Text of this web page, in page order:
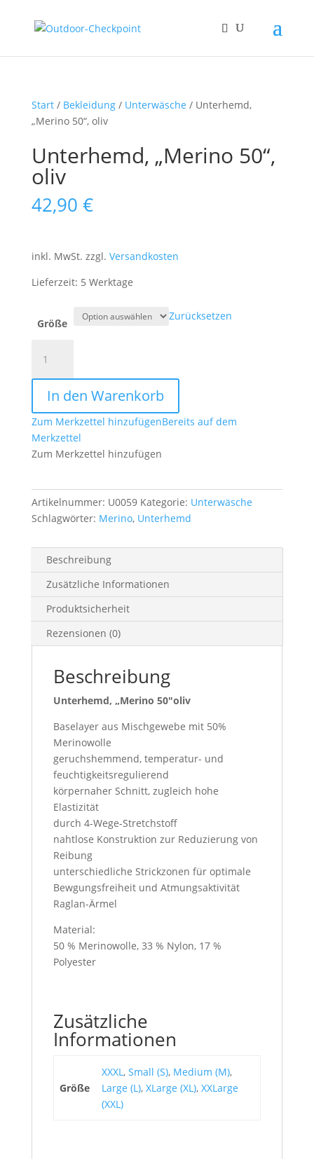
Start/ Bekleidung/ Unterwäsche / Unterhemd,
„Merino 50“, oliv
Unterhemd, „Merino 50“,
oliv
42,90 €
inkl. MwSt. zzgl. Versandkosten
Lieferzeit: 5 Werktage
Größe
Zurücksetzen
"Merino
50",
Menge
In den Warenkorb
Zum Merkzettel hinzufügenBereits auf dem
Merkzettel
Zum Merkzettel hinzufügen
Artikelnummer: U0059 Kategorie: Unterwäsche
Schlagwörter: Merino, Unterhemd
Beschreibung
Zusätzliche Informationen
Produktsicherheit
Rezensionen (0)
Beschreibung
Unterhemd, „Merino 50″oliv
Baselayer aus Mischgewebe mit 50%
Merinowolle
geruchshemmend, temperatur- und
feuchtigkeitsregulierend
körpernaher Schnitt, zugleich hohe
Elastizität
durch 4-Wege-Stretchstoff
nahtlose Konstruktion zur Reduzierung von
Reibung
unterschiedliche Strickzonen für optimale
Bewgungsfreiheit und Atmungsaktivität
Raglan-Ärmel
Material:
50 % Merinowolle, 33 % Nylon, 17 %
Polyester
Zusätzliche
Informationen
Größe
XXXL , Small (S), Medium (M),
Large (L), XLarge (XL), XXLarge
(XXL)